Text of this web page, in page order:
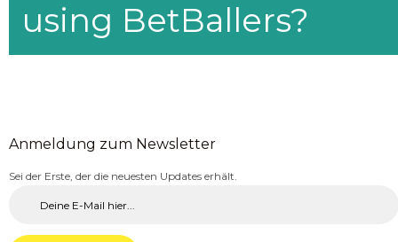
using BetBallers?
Anmeldung zum Newsletter
Sei der Erste, der die neuesten Updates erhält.